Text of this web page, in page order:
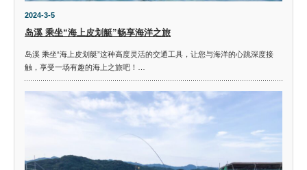
2024-3-5
岛溪 乘坐“海上皮划艇”畅享海洋之旅
岛溪 乘坐“海上皮划艇”这种高度灵活的交通工具，让您与海洋的心跳深度接
触，享受一场有趣的海上之旅吧！…